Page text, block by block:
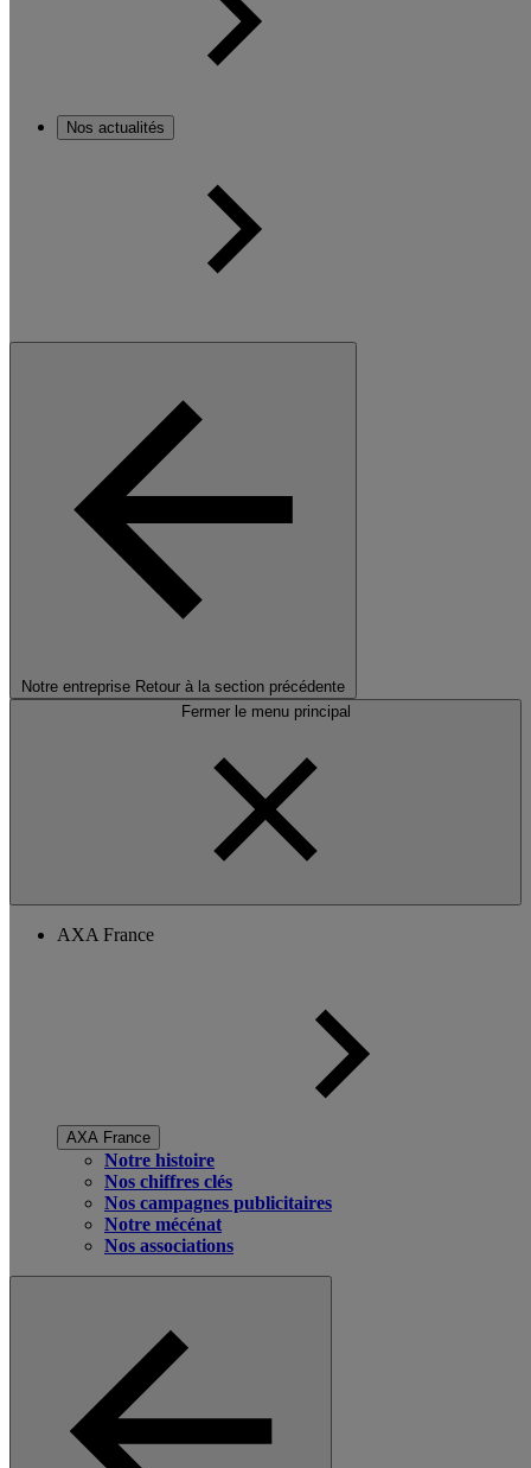
Nos actualités
Notre entreprise Retour à la section précédente
Fermer le menu principal
AXA France
AXA France
Notre histoire
Nos chiffres clés
Nos campagnes publicitaires
Notre mécénat
Nos associations